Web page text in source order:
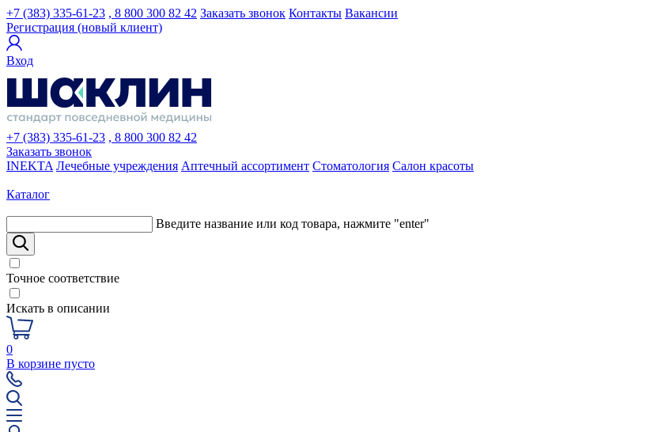
+7 (383) 335-61-23 , 8 800 300 82 42 Заказать звонок Контакты Вакансии
Регистрация (новый клиент)
Вход
+7 (383) 335-61-23 , 8 800 300 82 42
Заказать звонок
INEKTA Лечебные учреждения Аптечный ассортимент Стоматология Салон красоты
Каталог
Введите название или код товара, нажмите "enter"
Точное соответствие
Искать в описании
0
В корзине пусто